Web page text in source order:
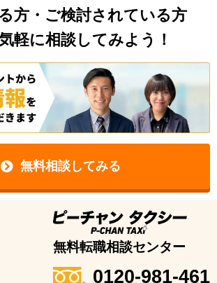
方・ご検討されている方
軽に相談してみよう！
無料相談してみる
無料転職相談センター
0120-981-461